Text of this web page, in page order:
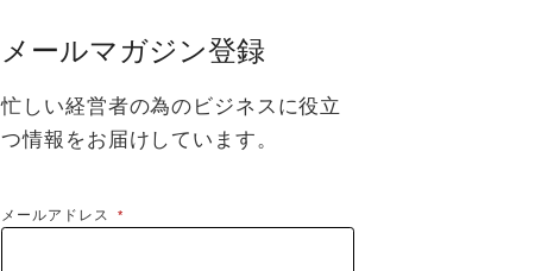
メールマガジン登録
忙しい経営者の為のビジネスに役立
つ情報をお届けしています。
メールアドレス*